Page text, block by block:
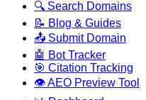
🔍 Search Domains
📝 Blog & Guides
📤 Submit Domain
🤖 Bot Tracker
🎯 Citation Tracking
👁️ AEO Preview Tool